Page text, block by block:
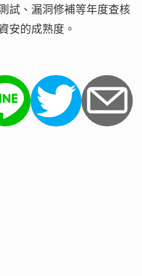
試、漏洞修補等年度查核
安的成熟度。